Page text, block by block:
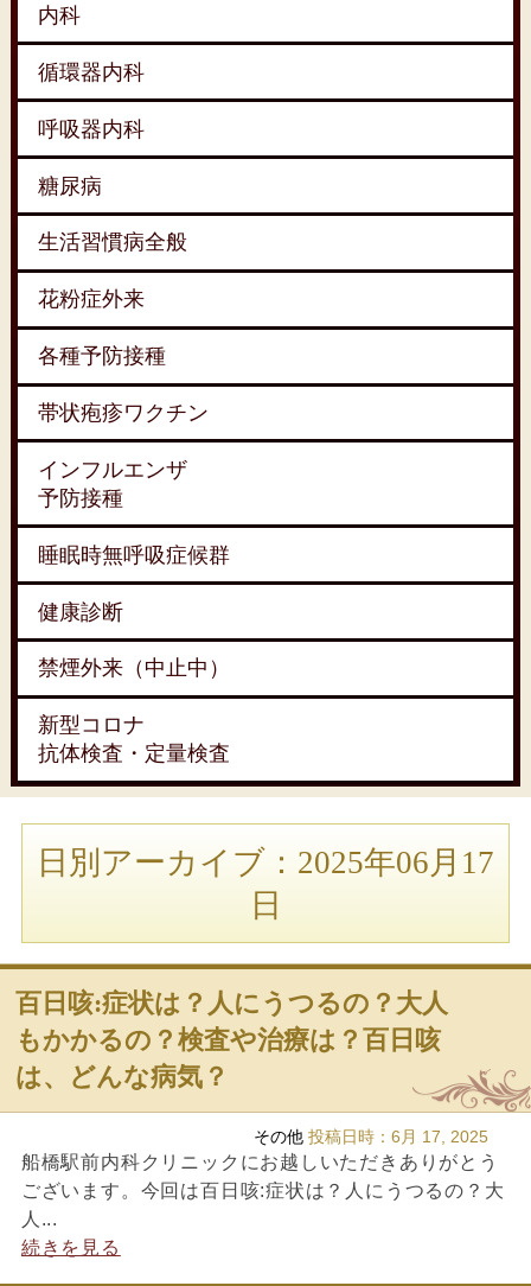
内科
循環器内科
呼吸器内科
糖尿病
生活習慣病全般
花粉症外来
各種予防接種
帯状疱疹ワクチン
インフルエンザ
予防接種
睡眠時無呼吸症候群
健康診断
禁煙外来（中止中）
新型コロナ
抗体検査・定量検査
日別アーカイブ：2025年06月17
日
百日咳:症状は？人にうつるの？大人
もかかるの？検査や治療は？百日咳
は、どんな病気？
その他 投稿日時：6月 17, 2025
船橋駅前内科クリニックにお越しいただきありがとう
ございます。今回は百日咳:症状は？人にうつるの？大
人...
続きを見る